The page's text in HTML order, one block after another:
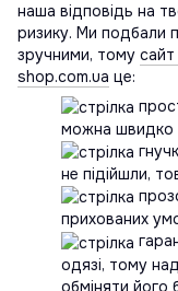
наша відповідь на
ризику. Ми подбали
зручними, тому
shop.com.ua це:
можна швидко
не підійшли,
прихованих
одязі, тому
обміняти його